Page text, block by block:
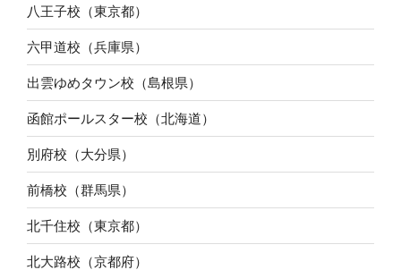
八王子校（東京都）
六甲道校（兵庫県）
出雲ゆめタウン校（島根県）
函館ポールスター校（北海道）
別府校（大分県）
前橋校（群馬県）
北千住校（東京都）
北大路校（京都府）